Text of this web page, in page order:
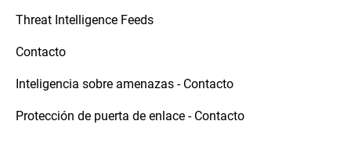
Threat Intelligence Feeds
Contacto
Inteligencia sobre amenazas - Contacto
Protección de puerta de enlace - Contacto